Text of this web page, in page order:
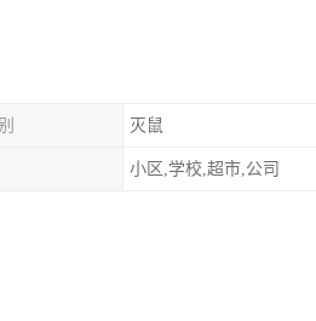
灭鼠
小区,学校,超市,公司